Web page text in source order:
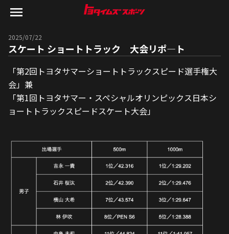
2025/07/22
スケート ショートトラック 大会リポ―ト
「第2回トヨタサマーショートトラックスピード選手権大
会」兼
「第1回トヨタサマー・スペシャルオリンピックス日本シ
ョートトラックスピードスケート大会」